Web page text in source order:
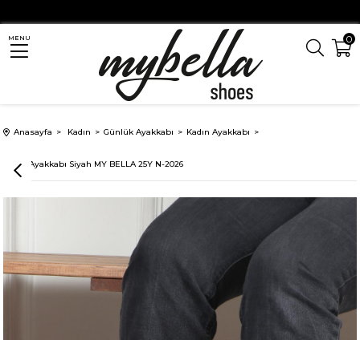
MENU 0
Anasayfa Kadın Günlük Ayakkabı Kadın Ayakkabı
Kadın Ayakkabı Siyah MY BELLA 25Y N-2026